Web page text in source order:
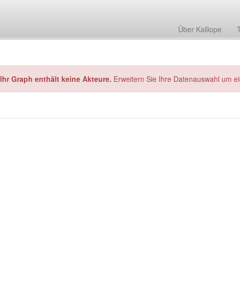
Über Kalliope
Ihr Graph enthält keine Akteure. Erweitern Sie Ihre Datenauswahl um